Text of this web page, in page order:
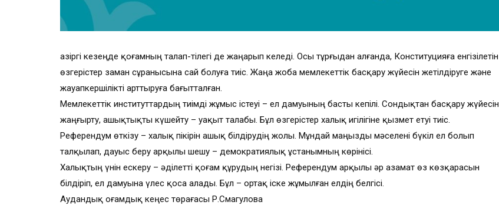
Қазіргі кезеңде қоғамның талап-тілегі де жаңарып келеді. Осы тұрғыдан алғанда, Конституцияға енгізілетін
өзгерістер заман сұранысына сай болуға тиіс. Жаңа жоба мемлекеттік басқару жүйесін жетілдіруге және
жауапкершілікті арттыруға бағытталған.
Мемлекеттік институттардың тиімді жұмыс істеуі – ел дамуының басты кепілі. Сондықтан басқару жүйесін
жаңғырту, ашықтықты күшейту – уақыт талабы. Бұл өзгерістер халық игілігіне қызмет етуі тиіс.
Референдум өткізу – халық пікірін ашық білдірудің жолы. Мұндай маңызды мәселені бүкіл ел болып
талқылап, дауыс беру арқылы шешу – демократиялық ұстанымның көрінісі.
Халықтың үнін ескеру – әділетті қоғам құрудың негізі. Референдум арқылы әр азамат өз көзқарасын
білдіріп, ел дамуына үлес қоса алады. Бұл – ортақ іске жұмылған елдің белгісі.
Аудандық Қоғамдық кеңес төрағасы Р.Смагулова